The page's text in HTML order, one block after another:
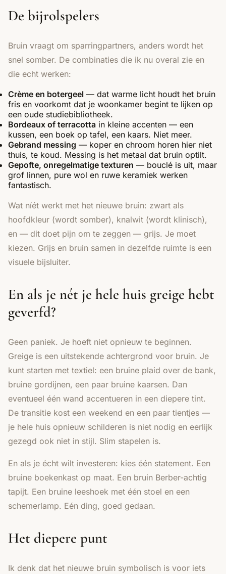
De bijrolspelers
Bruin vraagt om sparringpartners, anders wordt het
snel somber. De combinaties die ik nu overal zie en
die echt werken:
Crème en botergeel — dat warme licht houdt het bruin
fris en voorkomt dat je woonkamer begint te lijken op
een oude studiebibliotheek.
Bordeaux of terracotta in kleine accenten — een
kussen, een boek op tafel, een kaars. Niet meer.
Gebrand messing — koper en chroom horen hier niet
thuis, te koud. Messing is het metaal dat bruin optilt.
Gepofte, onregelmatige texturen — bouclé is uit, maar
grof linnen, pure wol en ruwe keramiek werken
fantastisch.
Wat níét werkt met het nieuwe bruin: zwart als
hoofdkleur (wordt somber), knalwit (wordt klinisch),
en — dit doet pijn om te zeggen — grijs. Je moet
kiezen. Grijs en bruin samen in dezelfde ruimte is een
visuele bijsluiter.
En als je nét je hele huis greige hebt
geverfd?
Geen paniek. Je hoeft niet opnieuw te beginnen.
Greige is een uitstekende achtergrond voor bruin. Je
kunt starten met textiel: een bruine plaid over de bank,
bruine gordijnen, een paar bruine kaarsen. Dan
eventueel één wand accentueren in een diepere tint.
De transitie kost een weekend en een paar tientjes —
je hele huis opnieuw schilderen is niet nodig en eerlijk
gezegd ook niet in stijl. Slim stapelen is.
En als je écht wilt investeren: kies één statement. Een
bruine boekenkast op maat. Een bruin Berber-achtig
tapijt. Een bruine leeshoek met één stoel en een
schemerlamp. Eén ding, goed gedaan.
Het diepere punt
Ik denk dat het nieuwe bruin symbolisch is voor iets